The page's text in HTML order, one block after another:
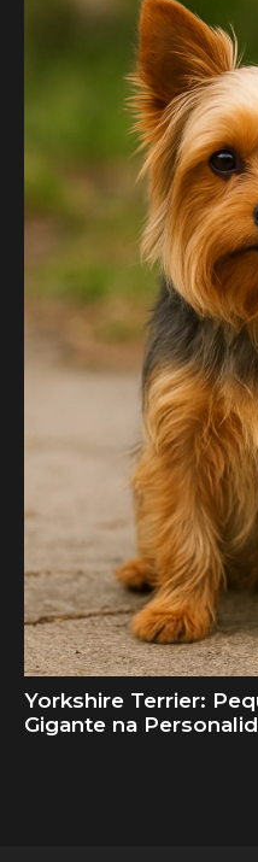
Yorkshire Terrier:
Gigante na